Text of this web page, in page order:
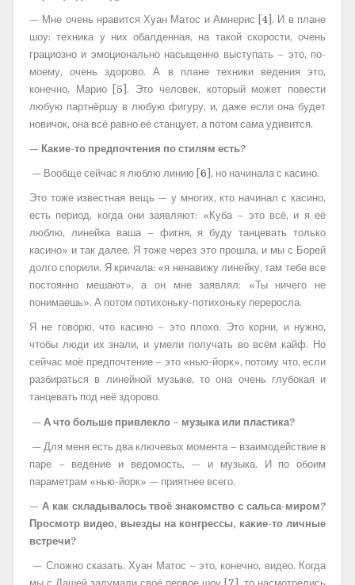
— Мне очень нравится Хуан Матос и Амнерис [4 ]. И в плане
шоу: техника у них обалденная, на такой скорости, очень
грациозно и эмоционально насыщенно выступать – это, по-
моему, очень здорово. А в плане техники ведения это,
конечно, Марио [5 ]. Это человек, который может повести
любую партнёршу в любую фигуру, и, даже если она будет
новичок, она всё равно её станцует, а потом сама удивится.
— Какие-то предпочтения по стилям есть?
— Вообще сейчас я люблю линию [ 6 ], но начинала с касино.
Это тоже известная вещь — у многих, кто начинал с касино,
есть период, когда они заявляют: «Куба – это всё, и я её
люблю, линейка ваша – фигня, я буду танцевать только
касино» и так далее. Я тоже через это прошла, и мы с Борей
долго спорили. Я кричала: «я ненавижу линейку, там тебе все
постоянно мешают», а он мне заявлял: «Ты ничего не
понимаешь». А потом потихоньку-потихоньку переросла.
Я не говорю, что касино – это плохо. Это корни, и нужно,
чтобы люди их знали, и умели получать во всём кайф. Но
сейчас моё предпочтение – это «нью-йорк», потому что, если
разбираться в линейной музыке, то она очень глубокая и
танцевать под неё здорово.
— А что больше привлекло – музыка или пластика?
— Для меня есть два ключевых момента – взаимодействие в
паре – ведение и ведомость, — и музыка. И по обоим
параметрам «нью-йорк» — приятнее всего.
— А как складывалось твоё знакомство с сальса-миром?
Просмотр видео, выезды на конгрессы, какие-то личные
встречи?
— Сложно сказать. Хуан Матос – это, конечно, видео. Когда